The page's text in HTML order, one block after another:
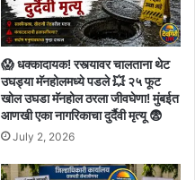
😱 धक्कादायक! रस्त्यावर चालताना थेट
उघड्या मॅनहोलमध्ये पडले 💥 २५ फूट
खोल उघडा मॅनहोल ठरला जीवघेणा! मुंबईत
आणखी एका नागरिकाचा दुर्दैवी मृत्यू 😨
July 2, 2026